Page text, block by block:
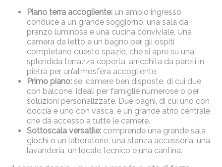
Piano terra accogliente: un ampio ingresso
conduce a un grande soggiorno, una sala da
pranzo luminosa e una cucina conviviale. Una
camera da letto e un bagno per gli ospiti
completano questo spazio, che si apre su una
splendida terrazza coperta, arricchita da pareti in
pietra per un’atmosfera accogliente.
Primo piano: sei camere ben disposte, di cui due
con balcone, ideali per famiglie numerose o per
soluzioni personalizzate. Due bagni, di cui uno con
doccia e uno con vasca, e un grande atrio centrale
che dà accesso a tutte le camere.
Sottoscala versatile: comprende una grande sala
giochi o un laboratorio, una stanza accessoria, una
lavanderia, un locale tecnico e una cantina.